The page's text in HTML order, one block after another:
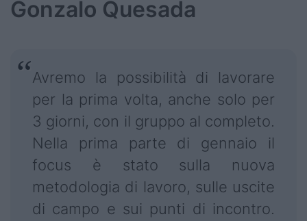
Gonzalo Quesada
Avremo la possibilità di lavorare
per la prima volta, anche solo per
3 giorni, con il gruppo al completo.
Nella prima parte di gennaio il
focus è stato sulla nuova
metodologia di lavoro, sulle uscite
di campo e sui punti di incontro.